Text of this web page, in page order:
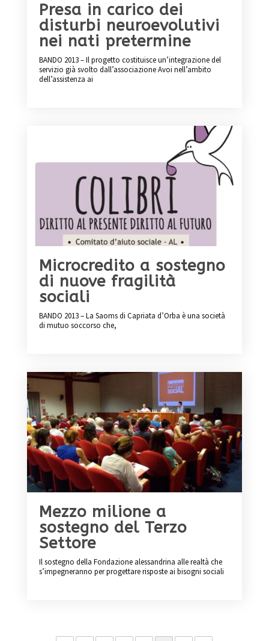
Presa in carico dei
disturbi neuroevolutivi
nei nati pretermine
BANDO 2013 – Il progetto costituisce un’integrazione del
servizio già svolto dall’associazione Avoi nell’ambito
dell’assistenza ai
Microcredito a sostegno
di nuove fragilità
sociali
BANDO 2013 – La Saoms di Capriata d’Orba è una società
di mutuo soccorso che,
Mezzo milione a
sostegno del Terzo
Settore
Il sostegno della Fondazione alessandrina alle realtà che
s’impegneranno per progettare risposte ai bisogni sociali